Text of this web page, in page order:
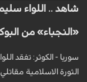
شاهد .. اللواء
«النجباء» من
سوريا - الكوثر: تفقد
الثورة الاسلامية